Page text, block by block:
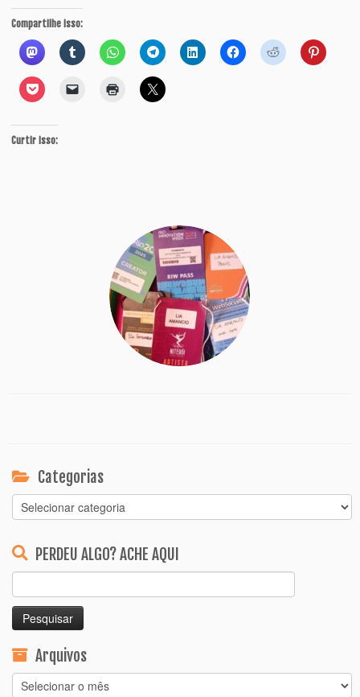
Compartilhe isso:
Curtir isso:
Categorias
Categorias
PERDEU ALGO? ACHE AQUI
por:
Arquivos
Arquivos